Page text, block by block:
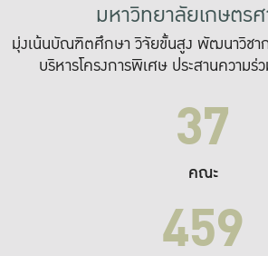
มหาวิทยาลัยเกษตร
มุ่งเน้นบัณฑิตศึกษา วิจัยขั้นสูง พัฒนาวิชา
บริหารโครงการพิเศษ ประสานความ
37
คณะ
459